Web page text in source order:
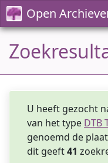
Open
U heeft gezocht
van het type DTB
genoemd de
dit geeft41